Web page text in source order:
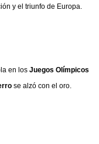
y el triunfo de Europa.
en los Juegos Olímpicos
se alzó con el oro.